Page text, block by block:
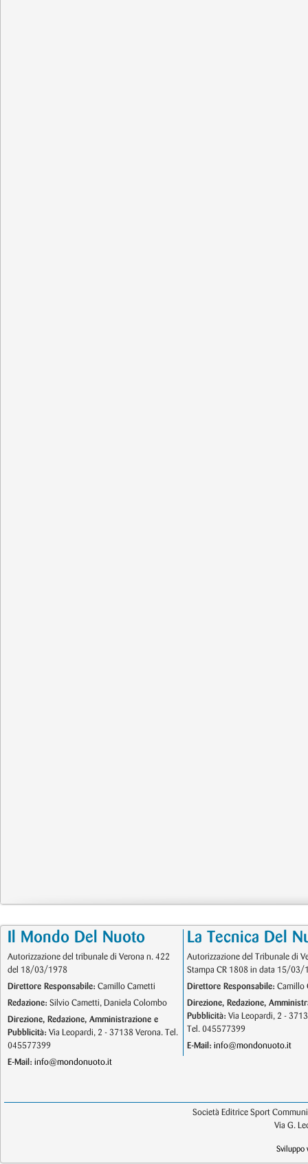
Il Mondo Del Nuoto
Autorizzazione del tribunale di Verona n. 422
del 18/03/1978
Direttore Responsabile: Camillo Cametti
Redazione: Silvio Cametti, Daniela Colombo
Direzione, Redazione, Amministrazione e
Pubblicità: Via Leopardi, 2 - 37138 Verona. Tel.
045577399
E-Mail: info@mondonuoto.it
La Tecnica Del
Autorizzazione del Tribunale di
Stampa CR 1808 in data 15/03/
Direttore Responsabile: Camillo
Direzione, Redazione,
Pubblicità: Via Leopardi, 2 -
Tel. 045577399
E-Mail: info@mondonuoto.it
Società Editrice Sport
Via G.
Sviluppo